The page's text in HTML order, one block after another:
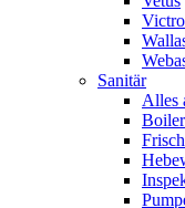
Sanitär
Alles
Boiler